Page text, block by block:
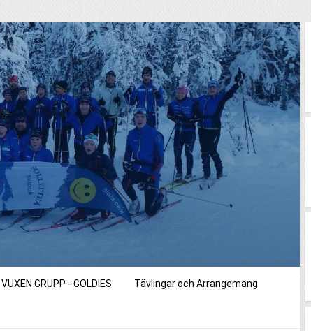
VUXEN GRUPP - GOLDIES Tävlingar och Arrangemang